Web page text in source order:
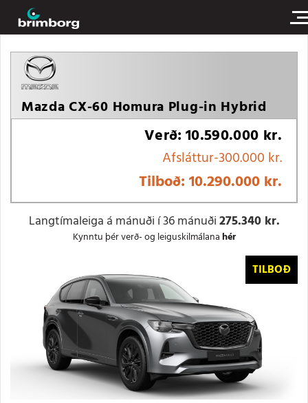
Mazda CX-60 Homura Plug-in Hybrid
Verð 10.590.000 kr.
Afsláttur-300.000 kr.
Tilboð: 10.290.000 kr.
TILBOÐ
Langtímaleiga á mánuði í 36 mánuði275.340 kr.
Kynntu þér verð- og leiguskilmálanahér